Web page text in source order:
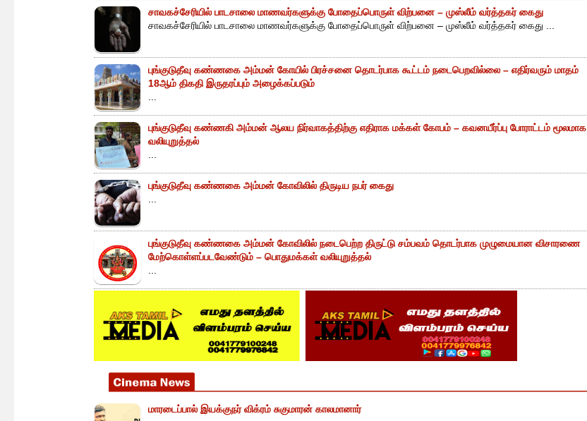
சாவகச்சேரியில் பாடசாலை மாணவர்களுக்கு போதைப்பொருள் விற்பனை – முஸ்லீம் வர்த்தகர் கைது
சாவகச்சேரியில் பாடசாலை மாணவர்களுக்கு போதைப்பொருள் விற்பனை – முஸ்லீம் வர்த்தகர் கைது ...
புங்குடுதீவு கண்ணகை அம்மன் கோயில் பிரச்சனை தொடர்பாக கூட்டம் நடைபெறவில்லை – எதிர்வரும் மாதம்
18ஆம் திகதி இருதரப்பும் அழைக்கப்படும்
புங்குடுதீவு கண்ணகி அம்மன் ஆலய நிர்வாகத்திற்கு எதிராக மக்கள் கோபம் – கவனயீர்ப்பு போராட்டம் மூலமாக
வலியுறுத்தல்
புங்குடுதீவு கண்ணகை அம்மன் கோவிலில் திருடிய நபர் கைது
புங்குடுதீவு கண்ணகை அம்மன் கோவிலில் நடைபெற்ற திருட்டு சம்பவம் தொடர்பாக முழுமையான விசாரணை
மேற்கொள்ளப்படவேண்டும் – பொதுமக்கள் வலியுறுத்தல்
மாரடைப்பால் இயக்குநர் விக்ரம் சுகுமாரன் காலமானார்